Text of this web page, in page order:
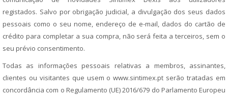
registados. Salvo por obrigação judicial, a divulgação dos seus dados
pessoais como o seu nome, endereço de e-mail, dados do cartão de
crédito para completar a sua compra, não será feita a terceiros, sem o
seu prévio consentimento.
Todas as informações pessoais relativas a membros, assinantes,
clientes ou visitantes que usem o www.sintimex.pt serão tratadas em
concordância com o Regulamento (UE) 2016/679 do Parlamento Europeu